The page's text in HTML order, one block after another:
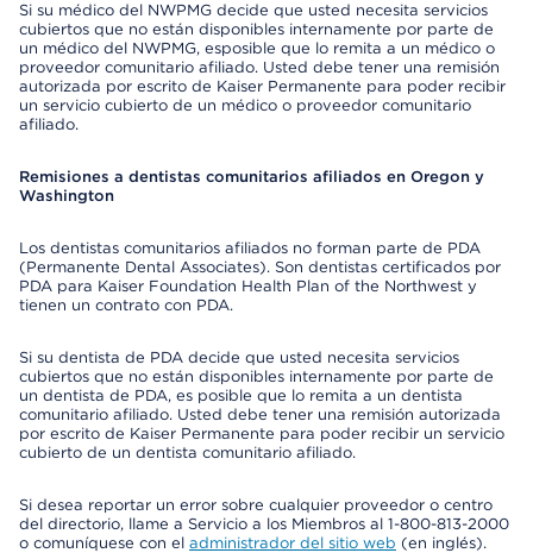
Si su médico del NWPMG decide que usted necesita servicios
cubiertos que no están disponibles internamente por parte de
un médico del NWPMG, esposible que lo remita a un médico o
proveedor comunitario afiliado. Usted debe tener una remisión
autorizada por escrito de Kaiser Permanente para poder recibir
un servicio cubierto de un médico o proveedor comunitario
afiliado.
Remisiones a dentistas comunitarios afiliados en Oregon y
Washington
Los dentistas comunitarios afiliados no forman parte de PDA
(Permanente Dental Associates). Son dentistas certificados por
PDA para Kaiser Foundation Health Plan of the Northwest y
tienen un contrato con PDA.
Si su dentista de PDA decide que usted necesita servicios
cubiertos que no están disponibles internamente por parte de
un dentista de PDA, es posible que lo remita a un dentista
comunitario afiliado. Usted debe tener una remisión autorizada
por escrito de Kaiser Permanente para poder recibir un servicio
cubierto de un dentista comunitario afiliado.
Si desea reportar un error sobre cualquier proveedor o centro
del directorio, llame a Servicio a los Miembros al 1-800-813-2000
o comuníquese con el administrador del sitio web (en inglés).